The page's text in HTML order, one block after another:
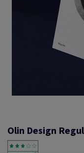
Olin Design